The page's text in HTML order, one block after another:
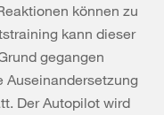
können zu
kann dieser
gegangen
Auseinandersetzung
Der Autopilot wird